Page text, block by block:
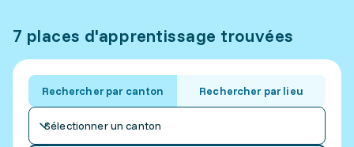
7 places d'apprentissage trouvées
Rechercher par canton Rechercher par lieu
Sélectionner un canton